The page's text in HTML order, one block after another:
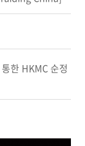
한 HKMC 순정